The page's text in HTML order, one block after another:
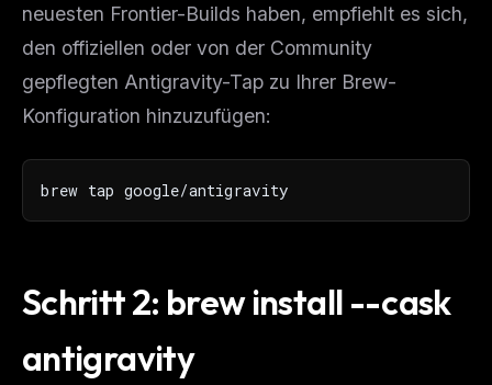
neuesten Frontier-Builds haben, empfiehlt es sich,
den offiziellen oder von der Community
gepflegten Antigravity-Tap zu Ihrer Brew-
Konfiguration hinzuzufügen:
brew tap google/antigravity
Schritt 2: brew install --cask
antigravity